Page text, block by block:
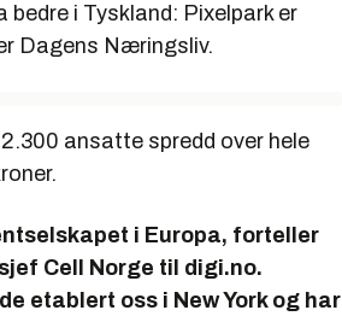
i Tyskland: Pixelpark er
Dagens Næringsliv.
ansatte spredd over hele
i Europa, forteller
Cell Norge til digi.no.
etablert oss i New York og har